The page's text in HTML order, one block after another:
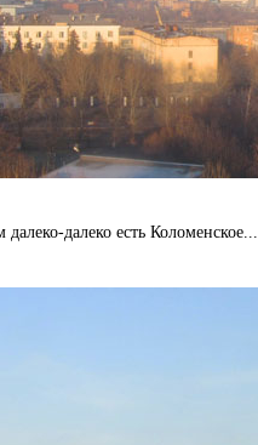
далеко-далеко есть Коломенское...